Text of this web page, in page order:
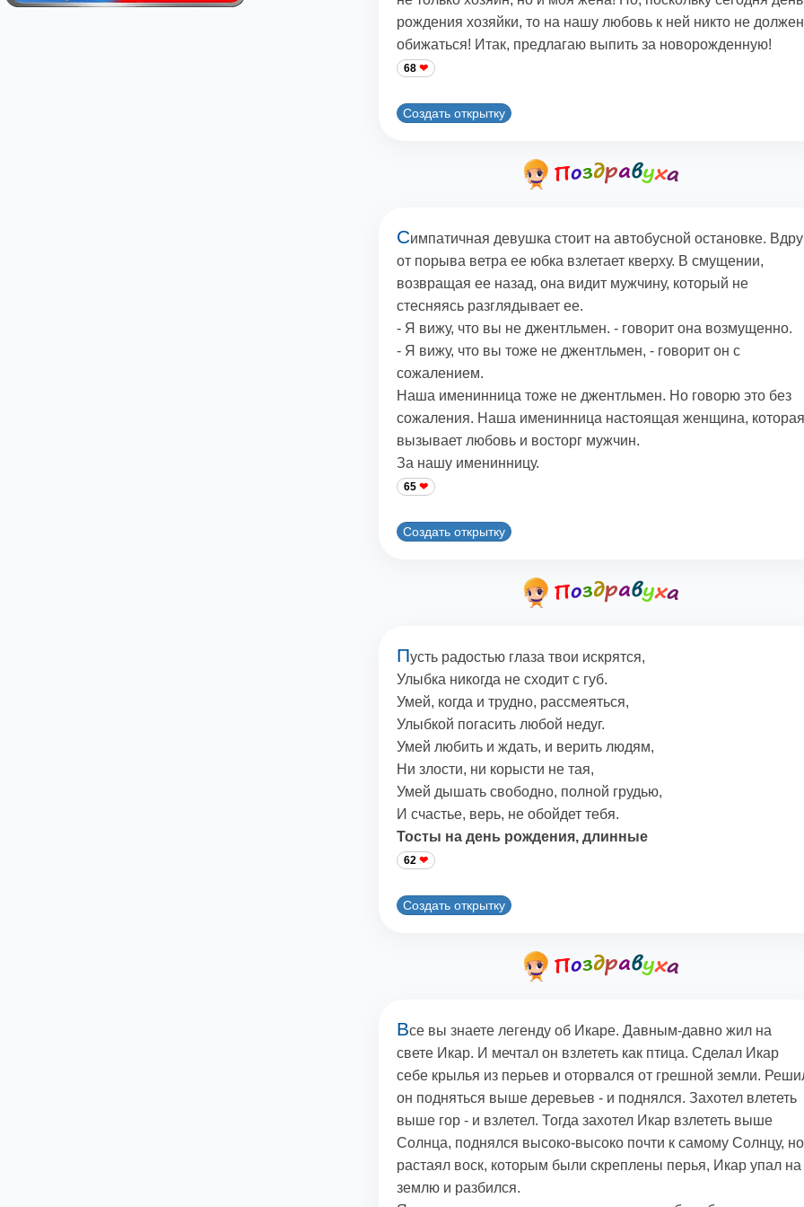
рождения хозяйки, то на нашу любовь к ней никто не должен
обижаться! Итак, предлагаю выпить за новорожденную!
68
Создать открытку
Симпатичная девушка стоит на автобусной остановке.
от порыва ветра ее юбка взлетает кверху. В смущении,
возвращая ее назад, она видит мужчину, который не
стесняясь разглядывает ее.
- Я вижу, что вы не джентльмен. - говорит она возмущенно.
- Я вижу, что вы тоже не джентльмен, - говорит он с
сожалением.
Наша именинница тоже не джентльмен. Hо говорю это без
сожаления. Hаша именинница настоящая женщина, которая
вызывает любовь и восторг мужчин.
За нашу именинницу.
65
Создать открытку
Пусть радостью глаза твои искрятся,
Улыбка никогда не сходит с губ.
Умей, когда и трудно, рассмеяться,
Улыбкой погасить любой недуг.
Умей любить и ждать, и верить людям,
Hи злости, ни корысти не тая,
Умей дышать свободно, полной грудью,
И счастье, верь, не обойдет тебя.
Тосты на день рождения, длинные
62
Создать открытку
Все вы знаете легенду об Икаре. Давным-давно жил на
свете Икар. И мечтал он взлететь как птица. Сделал Икар
себе крылья из перьев и оторвался от грешной земли.
он подняться выше деревьев - и поднялся. Захотел влететь
выше гор - и взлетел. Тогда захотел Икар взлететь выше
Солнца, поднялся высоко-высоко почти к самому Солнцу, но
растаял воск, которым были скреплены перья, Икар упал на
землю и разбился.